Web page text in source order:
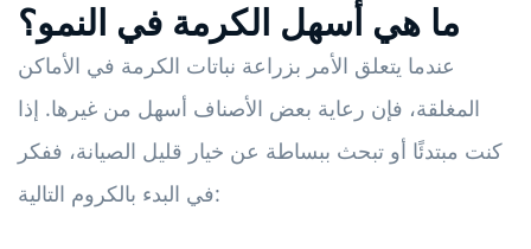
ما هي أسهل الكرمة في النمو؟
عندما يتعلق الأمر بزراعة نباتات الكرمة في الأماكن
المغلقة، فإن رعاية بعض الأصناف أسهل من غيرها. إذا
كنت مبتدئًا أو تبحث ببساطة عن خيار قليل الصيانة، ففكر
في البدء بالكروم التالية: